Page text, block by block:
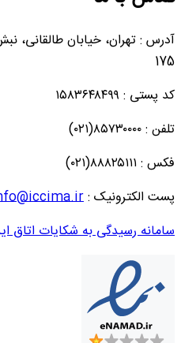
آدرس : تهران، خیابان
175
کد پستی : ۱۵۸۳۶۴۸۴۹۹
تلفن : ۸۵۷۳۰۰۰۰(۰۲۱)
فکس : ۸۸۸۲۵۱۱۱(۰۲۱)
پست الکترونیک :
سامانه رسیدگی به شکایات اتاق